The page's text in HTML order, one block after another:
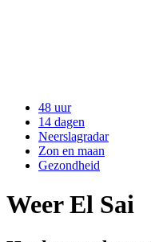
48 uur
14 dagen
Neerslagradar
Zon en maan
Gezondheid
Weer El Sai